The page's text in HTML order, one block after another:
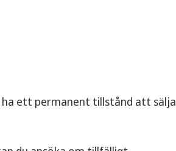
ha ett permanent tillstånd att sälja